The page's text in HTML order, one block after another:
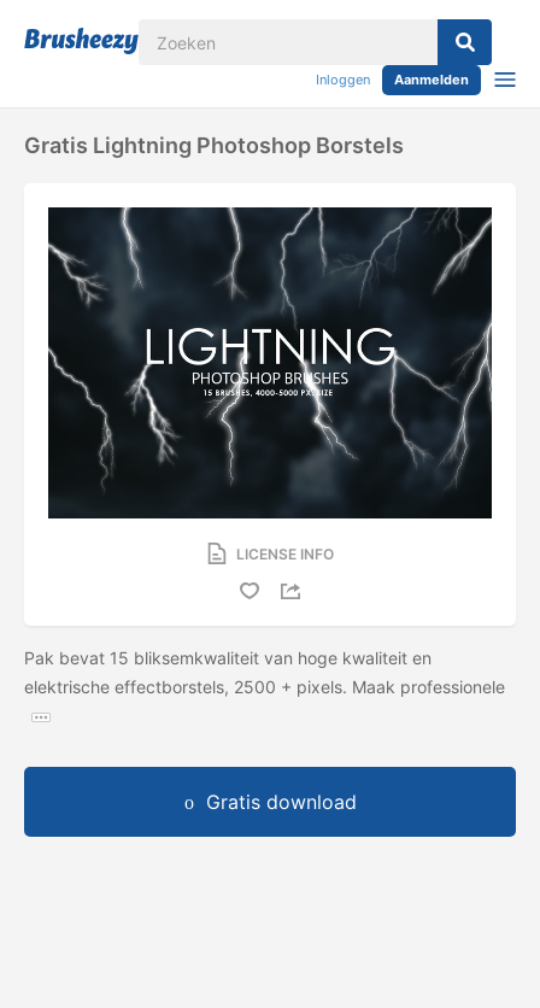
Inloggen Aanmelden
Gratis Lightning Photoshop Borstels
LICENSE INFO
Pak bevat 15 bliksemkwaliteit van hoge kwaliteit en
elektrische effectborstels, 2500 + pixels. Maak professionele
Gratis download